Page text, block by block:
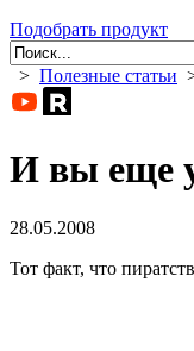
Подобрать продукт
> Полезные статьи
И вы еще
28.05.2008
Тот факт, что